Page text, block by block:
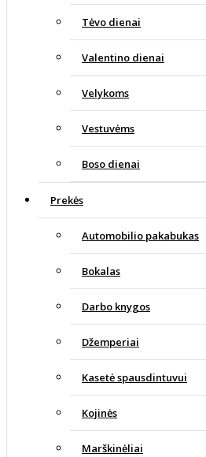
Tėvo dienai
Valentino dienai
Velykoms
Vestuvėms
Boso dienai
Prekės
Automobilio pakabukas
Bokalas
Darbo knygos
Džemperiai
Kasetė spausdintuvui
Kojinės
Marškinėliai